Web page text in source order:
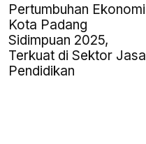
Pertumbuhan Ekonomi
Kota Padang
Sidimpuan 2025,
Terkuat di Sektor Jasa
Pendidikan